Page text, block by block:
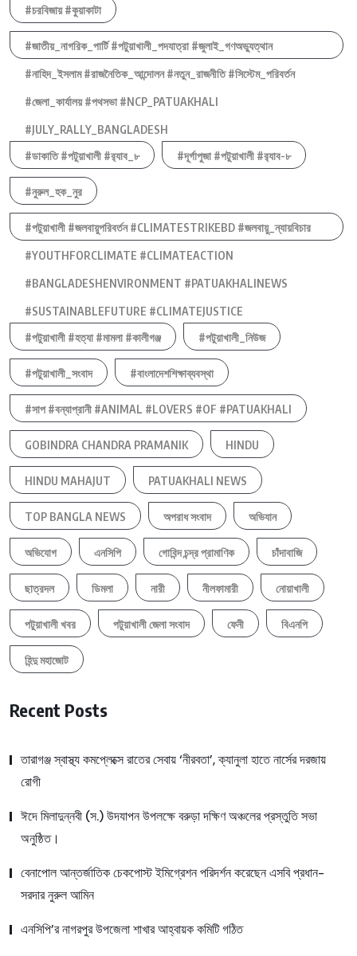
#চরবিজায় #কুয়াকাটা
#জাতীয়_নাগরিক_পার্টি #পটুয়াখালী_পদযাত্রা #জুলাই_গণঅভ্যুত্থান
#নাহিদ_ইসলাম #রাজনৈতিক_আন্দোলন #নতুন_রাজনীতি #সিস্টেম_পরিবর্তন
#জেলা_কার্যালয় #পথসভা #NCP_PATUAKHALI
#JULY_RALLY_BANGLADESH
#ডাকাতি #পটুয়াখালী #র‍্যাব_৮
#দূর্গাপুজা #পটুয়াখালী #র‍্যাব-৮
#নুরুল_হক_নুর
#পটুয়াখালী #জলবায়ুপরিবর্তন #CLIMATESTRIKEBD #জলবায়ু_ন্যায়বিচার
#YOUTHFORCLIMATE #CLIMATEACTION
#BANGLADESHENVIRONMENT #PATUAKHALINEWS
#SUSTAINABLEFUTURE #CLIMATEJUSTICE
#পটুয়াখালী #হত্যা #মামলা #কালীগঞ্জ
#পটুয়াখালী_নিউজ
#পটুয়াখালী_সংবাদ #বাংলাদেশশিক্ষাব্যবস্থা
#সাপ #বন্যাপ্রানী #ANIMAL #LOVERS #OF #PATUAKHALI
GOBINDRA CHANDRA PRAMANIK HINDU
HINDU MAHAJUT PATUAKHALI NEWS
TOP BANGLA NEWS অপরাধ সংবাদ অভিযান
অভিযোগ এনসিপি গোবিন্দ চন্দ্র প্রামাণিক চাঁদাবাজি
ছাত্রদল ডিমলা নারী নীলফামারী নোয়াখালী
পটুয়াখালী খবর পটুয়াখালী জেলা সংবাদ ফেনী বিএনপি
হিন্দু মহাজোট
Recent Posts
তারাগঞ্জ স্বাস্থ্য কমপ্লেক্সে রাতের সেবায় ‘নীরবতা’, ক্যানুলা হাতে নার্সের দরজায়
রোগী
ঈদে মিলাদুন্নবী (স.) উদযাপন উপলক্ষে বরুড়া দক্ষিণ অঞ্চলের প্রস্তুতি সভা
অনুষ্ঠিত।
বেনাপোল আন্তর্জাতিক চেকপোস্ট ইমিগ্রেশন পরিদর্শন করেছেন এসবি প্রধান-
সরদার নুরুল আমিন
এনসিপি’র নাগরপুর উপজেলা শাখার আহ্বায়ক কমিটি গঠিত